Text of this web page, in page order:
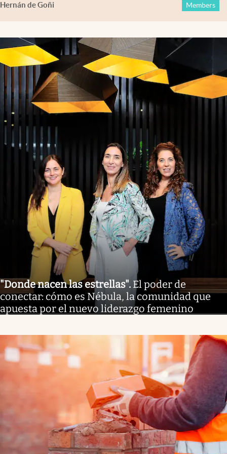
Hernán de Goñi Members
"Donde nacen las estrellas". El poder de
conectar: cómo es Nébula, la comunidad que
apuesta por el nuevo liderazgo femenino